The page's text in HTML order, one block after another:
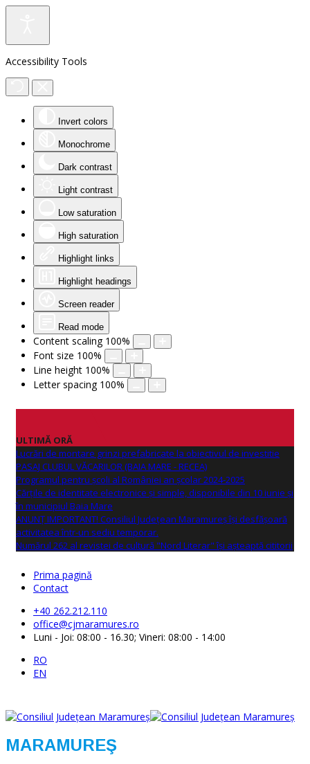
Accessibility Tools
Invert colors
Monochrome
Dark contrast
Light contrast
Low saturation
High saturation
Highlight links
Highlight headings
Screen reader
Read mode
Content scaling 100%
Font size 100%
Line height 100%
Letter spacing 100%
ULTIMĂ ORĂ
Lucrări de montare grinzi prefabricate la obiectivul de investitie
PASAJ CLUBUL VĂCARILOR (BAIA MARE - RECEA)
Programul pentru școli al României an școlar 2024-2025
Cărțile de identitate electronice și simple, disponibile din 10 iunie și
în municipiul Baia Mare
ANUNŢ IMPORTANT! Consiliul Județean Maramureș își desfășoară
activitatea într-un sediu temporar.
Numărul 262 al revistei de cultură "Nord Literar" își așteaptă cititorii
Prima pagină
Contact
+40 262.212.110
office@cjmaramures.ro
Luni - Joi: 08:00 - 16.30; Vineri: 08:00 - 14:00
RO
EN
MARAMUREŞ